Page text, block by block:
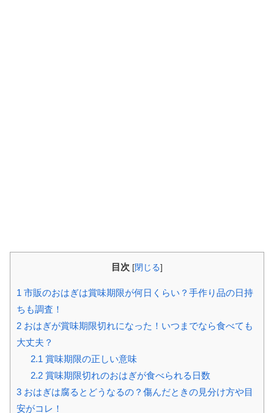
目次 [閉じる]
1 市販のおはぎは賞味期限が何日くらい？手作り品の日持
ちも調査！
2 おはぎが賞味期限切れになった！いつまでなら食べても
大丈夫？
2.1 賞味期限の正しい意味
2.2賞味期限切れのおはぎが食べられる日数
3 おはぎは腐るとどうなるの？傷んだときの見分け方や目
安がコレ！